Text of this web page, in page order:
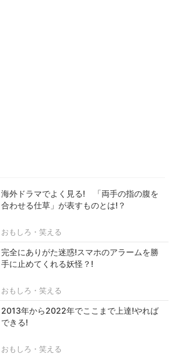
海外ドラマでよく見る! 「両手の指の腹を
合わせる仕草」が表すものとは!？
おもしろ・笑える
完全にありがた迷惑!スマホのアラームを勝
手に止めてくれる妖怪？!
おもしろ・笑える
2013年から2022年でここまで上達!やれば
できる!
おもしろ・笑える